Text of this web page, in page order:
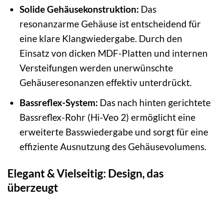
Solide Gehäusekonstruktion: Das
resonanzarme Gehäuse ist entscheidend für
eine klare Klangwiedergabe. Durch den
Einsatz von dicken MDF-Platten und internen
Versteifungen werden unerwünschte
Gehäuseresonanzen effektiv unterdrückt.
Bassreflex-System: Das nach hinten gerichtete
Bassreflex-Rohr (Hi-Veo 2) ermöglicht eine
erweiterte Basswiedergabe und sorgt für eine
effiziente Ausnutzung des Gehäusevolumens.
Elegant & Vielseitig: Design, das
überzeugt